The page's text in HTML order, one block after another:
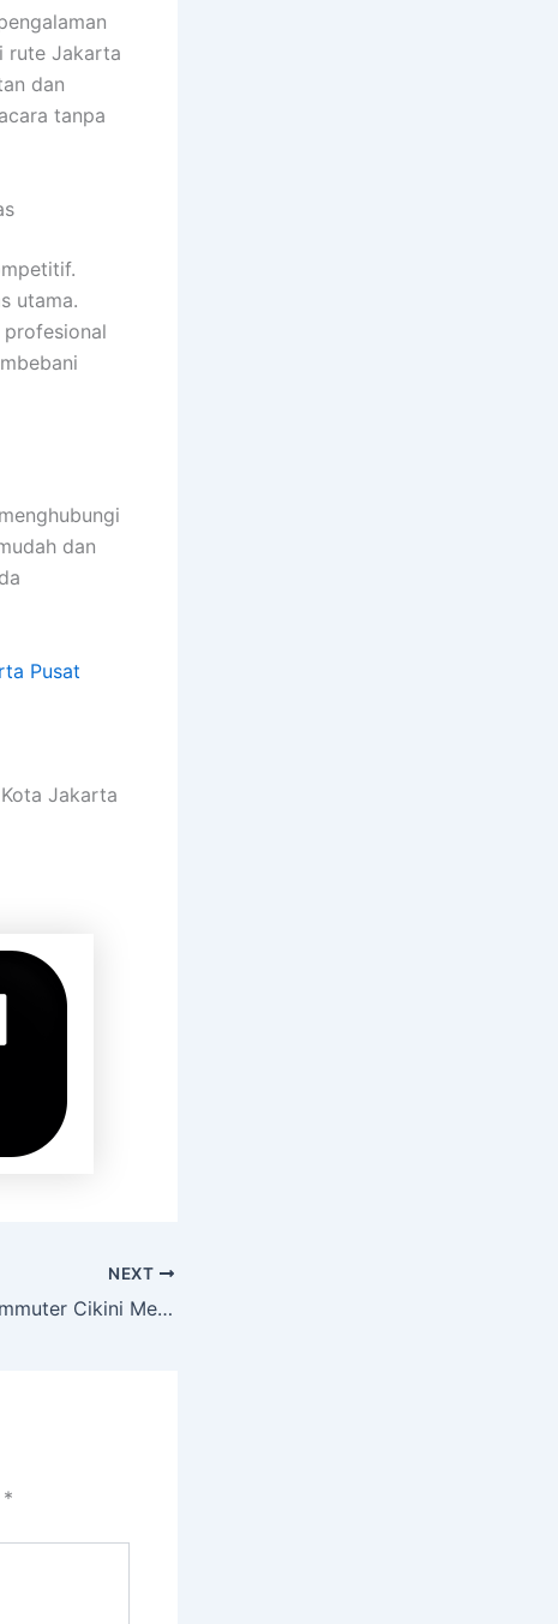
rute Jakarta
dan
tanpa
utama.
profesional
dan
Pusat
Jakarta
NEXT
Sewa Hiace Commuter Cikini Menteng Jakarta Pusat
*